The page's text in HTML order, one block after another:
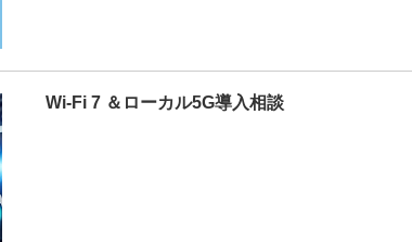
Wi-Fi 7 ＆ローカル5G導⼊相談